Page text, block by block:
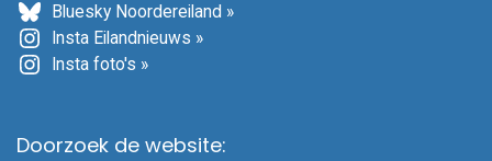
Bluesky Noordereiland »
Insta Eilandnieuws »
Insta foto's »
Doorzoek de website: